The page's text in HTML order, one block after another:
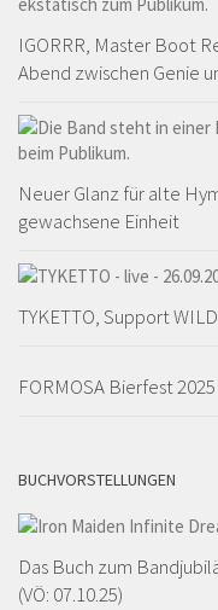
IGORRR, Master Boot
Abend zwischen Genie
Neuer Glanz für alte
gewachsene Einheit
TYKETTO, Support
FORMOSA Bierfest 2025
BUCHVORSTELLUNGEN
Das Buch zum
(VÖ: 07.10.25)